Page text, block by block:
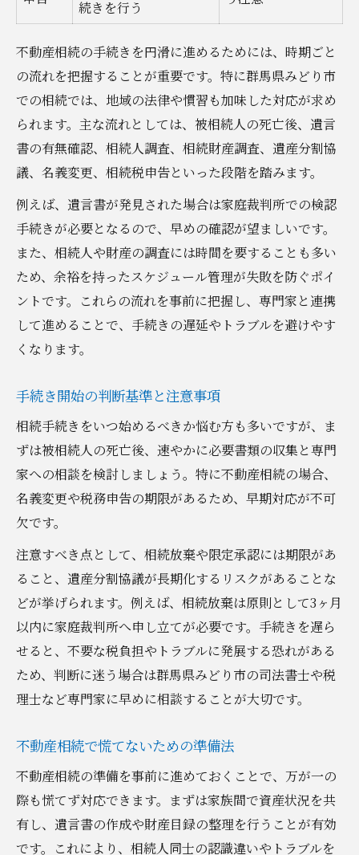
続きを行う
不動産相続の手続きを円滑に進めるためには、時期ごと
の流れを把握することが重要です。特に群馬県みどり市
での相続では、地域の法律や慣習も加味した対応が求め
られます。主な流れとしては、被相続人の死亡後、遺言
書の有無確認、相続人調査、相続財産調査、遺産分割協
議、名義変更、相続税申告といった段階を踏みます。
例えば、遺言書が発見された場合は家庭裁判所での検認
手続きが必要となるので、早めの確認が望ましいです。
また、相続人や財産の調査には時間を要することも多い
ため、余裕を持ったスケジュール管理が失敗を防ぐポイ
ントです。これらの流れを事前に把握し、専門家と連携
して進めることで、手続きの遅延やトラブルを避けやす
くなります。
手続き開始の判断基準と注意事項
相続手続きをいつ始めるべきか悩む方も多いですが、ま
ずは被相続人の死亡後、速やかに必要書類の収集と専門
家への相談を検討しましょう。特に不動産相続の場合、
名義変更や税務申告の期限があるため、早期対応が不可
欠です。
注意すべき点として、相続放棄や限定承認には期限があ
ること、遺産分割協議が長期化するリスクがあることな
どが挙げられます。例えば、相続放棄は原則として3ヶ月
以内に家庭裁判所へ申し立てが必要です。手続きを遅ら
せると、不要な税負担やトラブルに発展する恐れがある
ため、判断に迷う場合は群馬県みどり市の司法書士や税
理士など専門家に早めに相談することが大切です。
不動産相続で慌てないための準備法
不動産相続の準備を事前に進めておくことで、万が一の
際も慌てず対応できます。まずは家族間で資産状況を共
有し、遺言書の作成や財産目録の整理を行うことが有効
です。これにより、相続人同士の認識違いやトラブルを